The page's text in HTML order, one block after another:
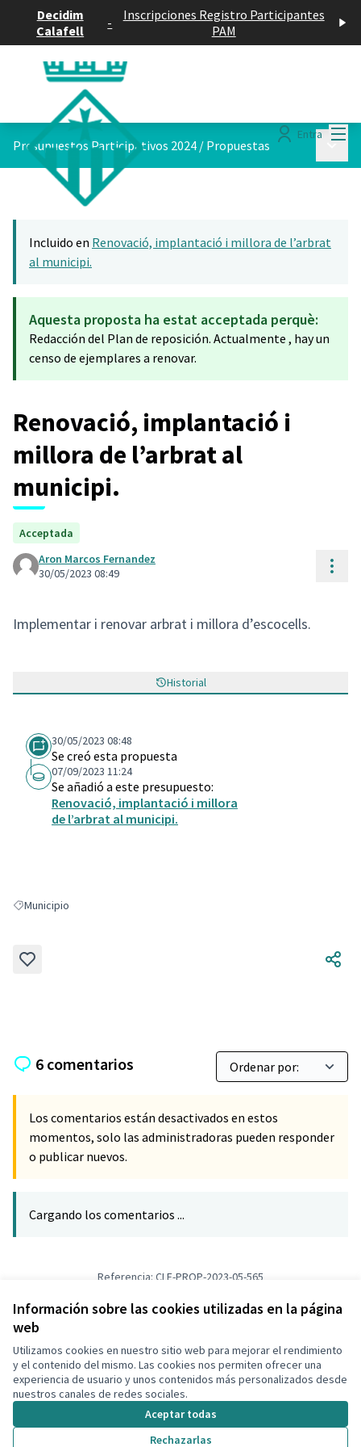
Información sobre las cookies utilizadas en la página
web
Utilizamos cookies en nuestro sitio web para mejorar el rendimiento
y el contenido del mismo. Las cookies nos permiten ofrecer una
experiencia de usuario y unos contenidos más personalizados desde
nuestros canales de redes sociales.
Aceptar todas
Rechazarlas
Decidim
Calafell
-
Inscripciones Registro Participantes
PAM
Entra
Presupuestos Participativos 2024 / Propuestas
Incluido en Renovació, implantació i millora de l’arbrat
al municipi.
Aquesta proposta ha estat acceptada perquè:
Redacción del Plan de reposición. Actualmente , hay un
censo de ejemplares a renovar.
Renovació, implantació i
millora de l’arbrat al
municipi.
Acceptada
Aron Marcos Fernandez
30/05/2023 08:49
Implementar i renovar arbrat i millora d’escocells.
Historial
30/05/2023 08:48
Se creó esta propuesta
07/09/2023 11:24
Se añadió a este presupuesto:
Renovació, implantació i millora
de l’arbrat al municipi.
Resultados al filtrar por: Municipio
Municipio
6 comentarios
Los comentarios están desactivados en estos
momentos, solo las administradoras pueden responder
o publicar nuevos.
Cargando los comentarios ...
Referencia: CLF-PROP-2023-05-565
Verificar huella digital
Términos y condiciones de uso
Configuración de cookies
Decidim Calafell en X
(Enlace externo)
Decidim Calafell en Facebook
Decidim Calafell en YouTube
Decidim Calafell en GitHub
(Enlace externo)